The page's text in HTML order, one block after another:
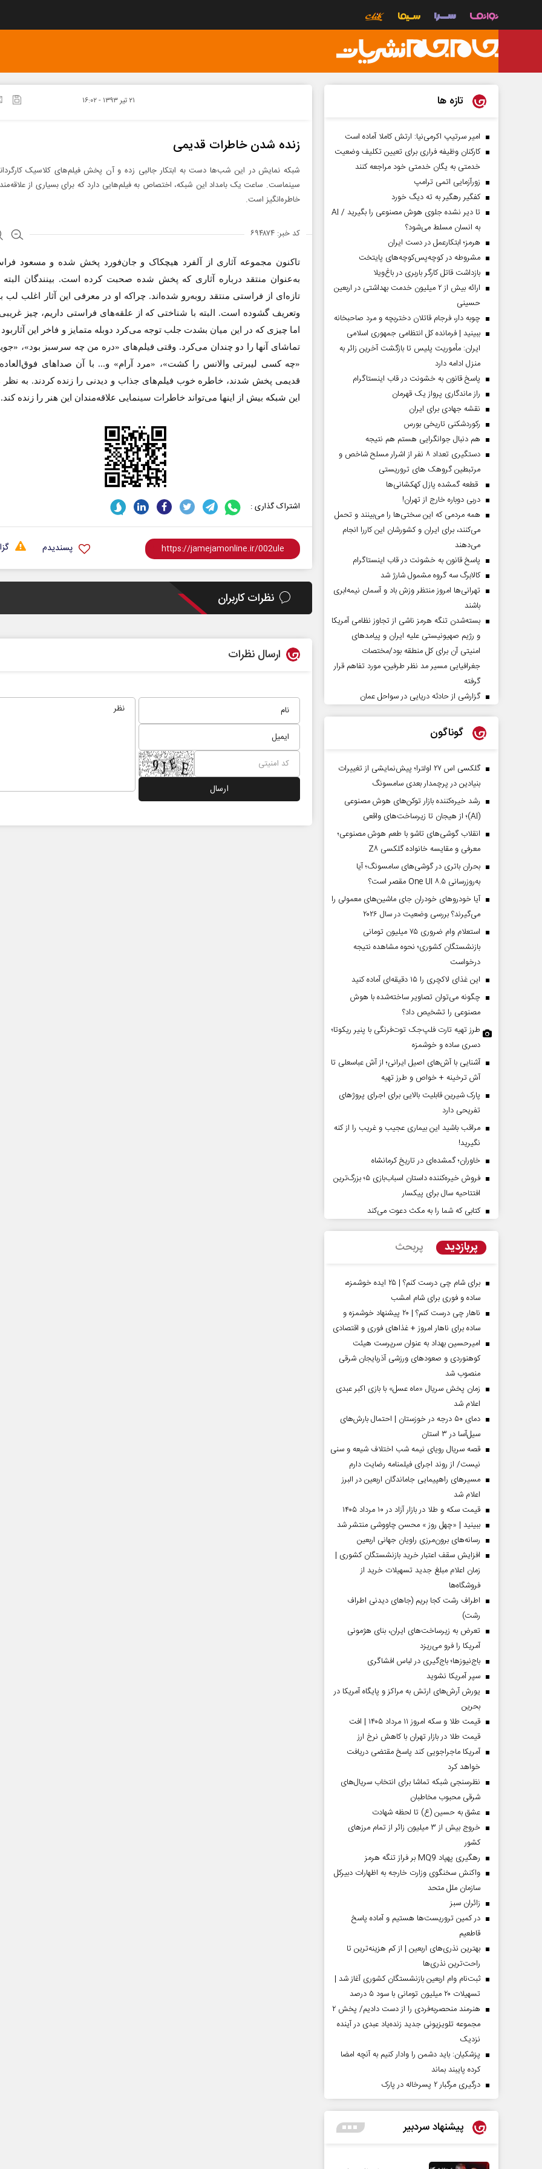
۲۱ تير ۱۳۹۳ - ۱۶:۰۲
زنده شدن خاطرات قدیمی
شبکه نمایش در این شب‌ها دست به ابتکار جالبی زده و آن پخش فیلم‌های کلاسیک
سینماست. ساعت یک بامداد این شبکه، اختصاص به فیلم‌هایی دارد که برای بسیاری از
خاطره‌انگیز است.
کد خبر: ۶۹۴۸۷۴
تاکنون مجموعه آثاری از آلفرد هیچکاک و جان‌فورد پخش شده‌ و مسعود
به‌عنوان منتقد درباره آثاری که پخش شده‌ صحبت کرده است. بینندگان البته
تازه‌ای از فراستی منتقد روبه‌رو شده‌اند. چراکه او در معرفی این آثار اغلب لب
وتعریف گشوده است. البته با شناختی که از علقه‌های فراستی داریم، چیز
اما چیزی که در این میان بشدت جلب توجه می‌کرد دوبله متمایز و فاخر این
تماشای آنها را دو چندان می‌کرد. وقتی فیلم‌های «دره من چه سرسبز بود»،
«چه کسی لیبرتی والانس را کشت»، «مرد آرام» و... با آن صداهای فوق‌العاده
قدیمی پخش شدند، خاطره خوب فیلم‌های جذاب و دیدنی را زنده کردند. به
این شبکه بیش از اینها می‌تواند خاطرات سینمایی علاقه‌مندان این هنر را زنده کند.
اشتراک گذاری :
پسندیدم
نظرات کاربران
ارسال نظرات
تازه ها
امیر سرتیپ اکرمی‌نیا: ارتش کاملا آماده است
کارکنان وظیفه فراری برای تعیین تکلیف وضعیت
خدمتی به یگان خدمتی خود مراجعه کنند
زورآزمایی اتمی ترامپ
کفگیر رهگیر به ته دیگ خورد
تا دیر نشده جلوی هوش مصنوعی را بگیرید / AI
به انسان مسلط می‌شود؟
هرمز؛ ابتکارعمل در دست ایران
مشروطه در کوچه‌پس‌کوچه‌های پایتخت
بازداشت قاتل کارگر باربری در باغ‌ویلا
ارائه بیش از ۲ میلیون خدمت بهداشتی در اربعین
حسینی
چوبه دار، فرجام قاتلان دختربچه و مرد صاحبخانه
ببینید | فرمانده کل انتظامی جمهوری اسلامی
ایران­: مأموریت پلیس تا بازگشت آخرین زائر به
منزل ادامه دارد
پاسخ قانون به خشونت در قاب اینستاگرام
راز ماندگاری پرواز یک قهرمان
نقشه جهادی برای ایران
رکوردشکنی تاریخی بورس
هم دنبال جوانگرایی هستم هم نتیجه
دستگیری تعداد ۸ نفر از اشرار مسلح شاخص و
مرتبطین گروهک های تروریستی
قطعه گمشده پازل کهکشانی‌ها
دربی دوباره خارج از تهران!
همه مردمی که این سختی‌ها را می‌بینند و تحمل
می‌کنند، برای ایران و کشورشان این کاررا انجام
می‌دهند
پاسخ قانون به خشونت در قاب اینستاگرام
کالابرگ سه گروه مشمول شارژ شد
تهرانی‌ها امروز منتظر وزش باد و آسمان نیمه‌ابری
باشند
بسته‌شدن تنگه هرمز ناشی از تجاوز نظامی آمریکا
و رژیم صهیونیستی علیه ایران و پیامد‌های
امنیتی آن برای کل منطقه بود/مختصات
جغرافیایی مسیر مد نظر طرفین، مورد تفاهم قرار
گرفته
گزارشی از حادثه دریایی در سواحل عمان
گوناگون
گلکسی اس ۲۷ اولترا؛ پیش‌نمایشی از تغییرات
بنیادین در پرچمدار بعدی سامسونگ
رشد خیره‌کننده بازار توکن‌های هوش مصنوعی
(AI)؛ از هیجان تا زیرساخت‌های واقعی
انقلاب گوشی‌های تاشو‌ با طعم هوش مصنوعی؛
معرفی و مقایسه خانواده گلکسی Z۸
بحران باتری در گوشی‌های سامسونگ؛ آیا
به‌روزرسانی One UI ۸.۵ مقصر است؟
آیا خودروهای خودران جای ماشین‌های معمولی را
می‌گیرند؟ بررسی وضعیت در سال ۲۰۲۶
استعلام وام ضروری ۷۵ میلیون تومانی
بازنشستگان کشوری؛ نحوه مشاهده نتیجه
درخواست
این غذای لاکچری را ۱۵ دقیقه‌ای آماده کنید
چگونه می‌توان تصاویر ساخته‌شده با هوش
مصنوعی را تشخیص داد؟
طرز تهیه تارت فلپ‌جک توت‌فرنگی با پنیر ریکوتا؛
دسری ساده و خوشمزه
آشنایی با آش‌های اصیل ایرانی؛ از آش عباسعلی تا
آش ترخینه + خواص و طرز تهیه
پارک شیرین قابلیت‌ بالایی برای اجرای پروژهای
تفریحی دارد
مراقب باشید این بیماری عجیب و غریب را از کنه
نگیرید!
خاوران؛ گمشده‌ای در تاریخ کرمانشاه
فروش خیره‌کننده داستان اسباب‌بازی ۵؛ بزرگ‌ترین
افتتاحیه سال برای پیکسار
کتابی که شما را به مکث دعوت می‌کند
پربازدید پربحث
برای شام چی درست کنم؟ | ۲۵ ایده خوشمزه،
ساده و فوری برای شام امشب
ناهار چی درست کنم؟ | ۲۰ پیشنهاد خوشمزه و
ساده برای ناهار امروز + غذاهای فوری و اقتصادی
امیرحسین بهداد به عنوان سرپرست هیئت
کوهنوردی و صعودهای ورزشی آذربایجان شرقی
منصوب شد
زمان پخش سریال «ماه عسل» با بازی اکبر عبدی
اعلام شد
دمای ۵۰ درجه در خوزستان | احتمال بارش‌های
سیل‌آسا در ۳ استان
قصه سریال رویای نیمه شب اختلاف شیعه و سنی
نیست/ از روند اجرای فیلمنامه رضایت دارم
مسیر‌های راهپیمایی جاماندگان اربعین در البرز
اعلام شد
قیمت سکه و طلا در بازار آزاد در ۱۰ مرداد ۱۴۰۵
ببینید | «چهل روز » محسن چاووشی منتشر شد
رسانه‌های برون‌مرزی راویان جهانی اربعین
افزایش سقف اعتبار خرید بازنشستگان کشوری |
زمان اعلام مبلغ جدید تسهیلات خرید از
فروشگاه‌ها
اطراف رشت کجا بریم (جاهای دیدنی اطراف
رشت)
تعرض به زیرساخت‌های ایران، بنای هژمونی
آمریکا را فرو می‌ریزد
باج‌نیوزها؛ باج‌گیری در لباس افشاگری
سپر آمریکا نشوید
یورش آرش‌های ارتش به مراکز و پایگاه‌ آمریکا در
بحرین
قیمت طلا و سکه امروز ۱۱ مرداد ۱۴۰۵ | افت
قیمت طلا در بازار تهران با کاهش نرخ ارز
آمریکا ماجراجویی کند پاسخ مقتضی دریافت
خواهد کرد
نظرسنجی شبکه تماشا برای انتخاب سریال‌های
شرقی محبوب مخاطبان
عشق به حسین (ع) تا لحظه شهادت
خروج بیش از ۳ میلیون زائر از تمام مرز‌های
کشور
رهگیری پهپاد MQ9 بر فراز تنگه هرمز
واکنش سخنگوی وزارت خارجه به اظهارات دبیرکل
سازمان ملل متحد
‌زائران سبز
در کمین تروریست‌ها هستیم و آماده پاسخ
قاطعیم
بهترین نذری‌های اربعین | از کم هزینه‌ترین تا
راحت‌ترین نذری‌ها
ثبت‌نام وام اربعین بازنشستگان کشوری آغاز شد |
تسهیلات ۲۰ میلیون تومانی با سود ۵ درصد
هنرمند منحصر‌به‌فردی را از دست دادیم/ پخش ۲
مجموعه تلویزیونی جدید زنده‌یاد عبدی در آینده
نزدیک
پزشکیان: باید دشمن را وادار کنیم به آنچه امضا
کرده پایبند بماند
درگیری مرگبار ۲ پسرخاله در پارک
پیشنهاد سردبیر
پشت‌پرده تهدیدات کوتاه‏‌مدت و
- تحلیلگر مسائل سیاسی
صفحات نخست روزنامه ها‌ی‌سه‌شنبه ۶ مردادماه